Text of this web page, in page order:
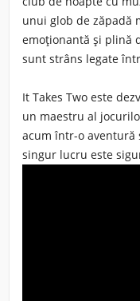
unui glob de zăpadă
emoționantă și plină
sunt strâns legate
It Takes Two este
un maestru al
acum într-o aventură
singur lucru este